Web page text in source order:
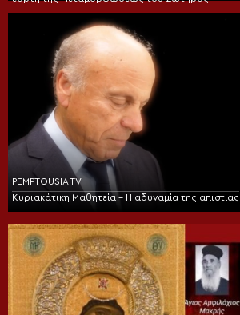
PEMPTOUSIA TV
Κυριακάτικη Μαθητεία – Η αδυναμία της απιστίας